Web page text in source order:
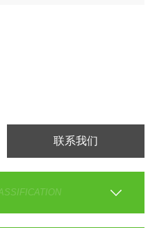
联系我们